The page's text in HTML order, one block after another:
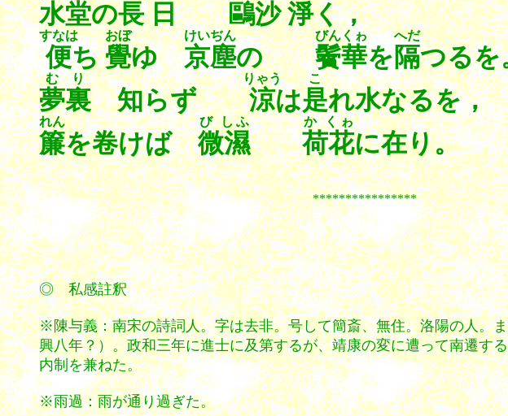
水堂の長日 鷗沙 淨く，
便
すなは
ち覺
おぼ
ゆ京塵
けいぢん
の鬢華
びんくゎ
を隔
へだ
つるを
夢裏
むり
知らず涼
りゃう
は是
こ
れ水なるを，
簾
れん
を卷けば微濕
び しふ
荷花
か くゎ
に在り。
****************
◎ 私感註釈
※陳与義：南宋の詩詞人。字は去非。号して簡斎、無住。洛陽の人。
興八年？）。政和三年に進士に及第するが、靖康の変に遭って南遷す
内制を兼ねた。
※雨過：雨が通り過ぎた。